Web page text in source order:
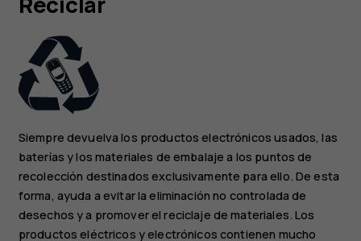
de
Nokia
2.1
Siempre devuelva los productos electrónicos usados, las
baterías y los materiales de embalaje a los puntos de
recolección destinados exclusivamente para ello. De esta
forma, ayuda a evitar la eliminación no controlada de
desechos y a promover el reciclaje de materiales. Los
productos eléctricos y electrónicos contienen mucho